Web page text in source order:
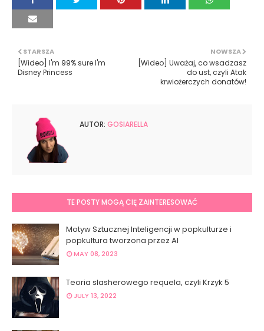
NOWSZA
[Wideo] Uważaj, co wsadzasz
do ust, czyli Atak
krwiożerczych donatów!
STARSZA
[Wideo] I'm 99% sure I'm
Disney Princess
AUTOR: GOSIARELLA
TE POSTY MOGĄ CIĘ ZAINTERESOWAĆ
Motyw Sztucznej Inteligencji w popkulturze i
popkultura tworzona przez AI
MAY 08, 2023
Teoria slasherowego requela, czyli Krzyk 5
JULY 13, 2022